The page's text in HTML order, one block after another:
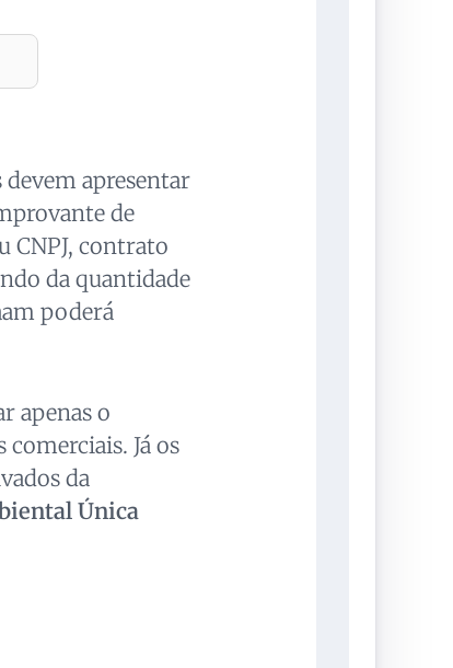
apresentar
de
CNPJ, contrato
da quantidade
poderá
apenas o
Já os
da
Única